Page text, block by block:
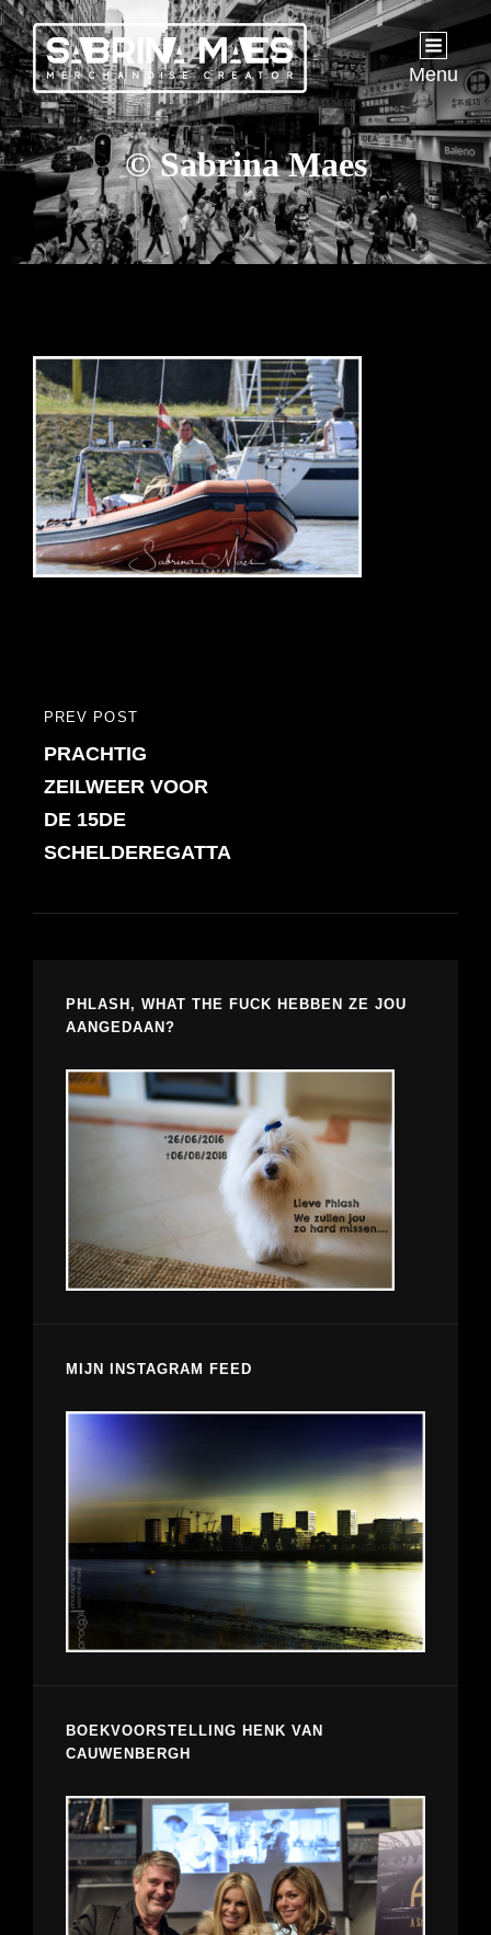
Menu
© Sabrina Maes
Bericht
navigatie
PREVIOUS
POST
PREV POST
PRACHTIG
ZEILWEER VOOR
DE 15DE
SCHELDEREGATTA
PHLASH, WHAT THE FUCK HEBBEN ZE JOU
AANGEDAAN?
MIJN INSTAGRAM FEED
BOEKVOORSTELLING HENK VAN
CAUWENBERGH